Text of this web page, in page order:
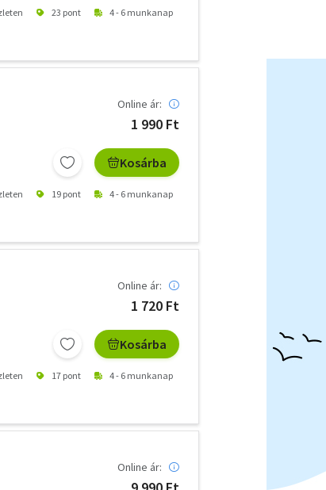
23 pont 4 - 6 munkanap
Online ár:
1 990 Ft
Kosárba
19 pont 4 - 6 munkanap
Online ár:
1 720 Ft
Kosárba
17 pont 4 - 6 munkanap
Online ár: